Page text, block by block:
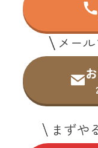
メー
まずや